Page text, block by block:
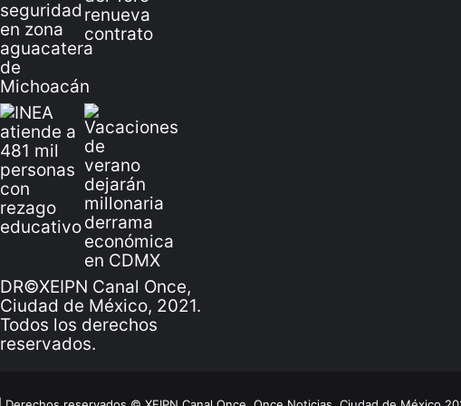
DR©XEIPN Canal Once,
Ciudad de México, 2021.
Todos los derechos
reservados.